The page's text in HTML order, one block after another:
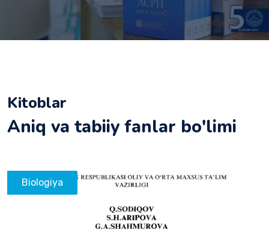
Kitoblar
Aniq va tabiiy fanlar bo'limi
Biologiya